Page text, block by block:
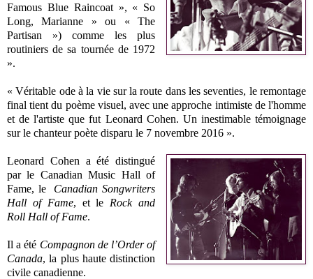
Famous Blue Raincoat », « So
Long, Marianne » ou « The
Partisan ») comme les plus
routiniers de sa tournée de 1972
».
« Véritable ode à la vie sur la route dans les seventies, le remontage
final tient du poème visuel, avec une approche intimiste de l'homme
et de l'artiste que fut Leonard Cohen. Un inestimable témoignage
sur le chanteur poète disparu le 7 novembre 2016 ».
Leonard Cohen a été distingué
par le Canadian Music Hall of
Fame, le Canadian Songwriters
Hall of Fame, et le Rock and
Roll Hall of Fame.
Il a été Compagnon de l’Order of
Canada, la plus haute distinction
civile canadienne.